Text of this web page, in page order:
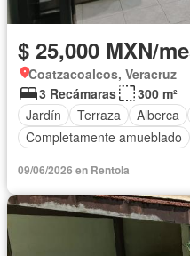
$ 25,000 MXN/
Coatzacoalcos, Veracruz
3 Recámaras
300 m²
Jardín
Terraza Alberca
Completamente amueblado
09/06/2026 en Rentola